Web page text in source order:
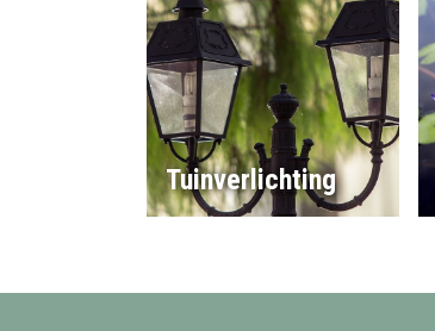
Tuinverlichting